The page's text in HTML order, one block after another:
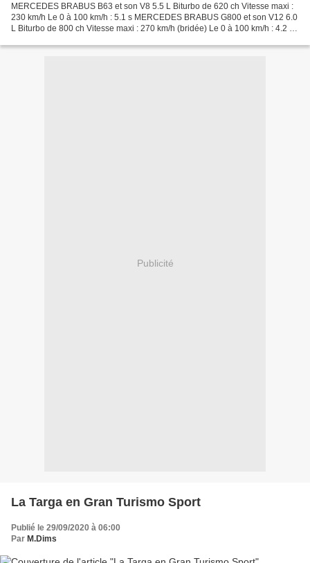
MERCEDES BRABUS B63 et son V8 5.5 L Biturbo de 620 ch Vitesse maxi :
230 km/h Le 0 à 100 km/h : 5.1 s MERCEDES BRABUS G800 et son V12 6.0
L Biturbo de 800 ch Vitesse maxi : 270 km/h (bridée) Le 0 à 100 km/h : 4.2 s
Publicité
La Targa en Gran Turismo Sport
Publié le 29/09/2020 à 06:00
Par M.Dims